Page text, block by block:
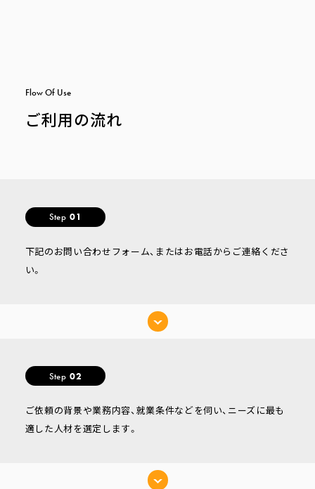
FlowOf Use
ご利用の流れ
Step 01
下記のお問い合わせフォーム、またはお電話からご連絡くださ
い。
Step 02
ご依頼の背景や業務内容、就業条件などを伺い、ニーズに最も
適した人材を選定します。